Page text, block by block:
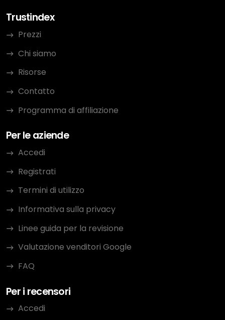
Trustindex
Prezzi
Chi siamo
Risorse
Contatto
Programma di affiliazione
Per le aziende
Accedi
Registrati
Termini di utilizzo
Informativa sulla privacy
Linee guida per la revisione
Valutazione venditori Google
FAQ
Per i recensori
Accedi